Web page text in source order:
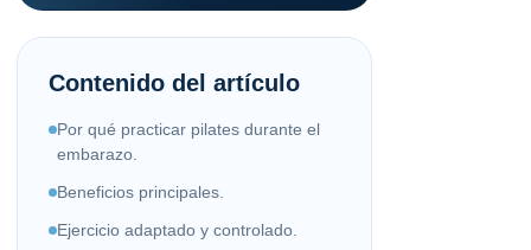
Contenido del artículo
Por qué practicar pilates durante el
embarazo.
Beneficios principales.
Ejercicio adaptado y controlado.